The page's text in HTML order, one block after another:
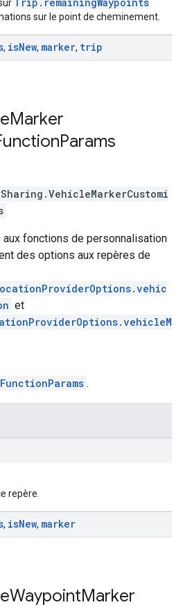
sur le point de cheminement.
, isNew, marker, trip
Marker
Params
.VehicleMarkerCustomi
fonctions de personnalisation
des options aux repères de
et
.
repère.
, isNew, marker
WaypointMarker